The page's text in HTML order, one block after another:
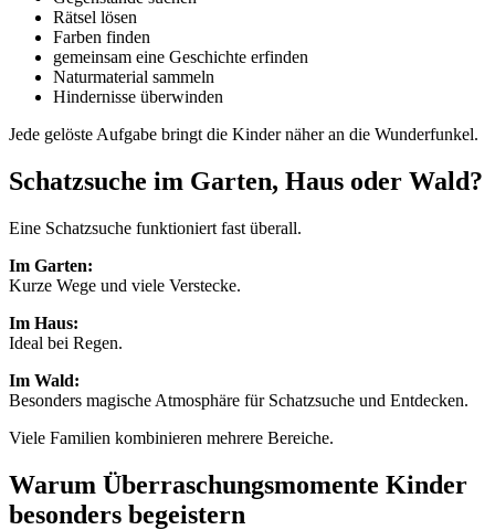
Rätsel lösen
Farben finden
gemeinsam eine Geschichte erfinden
Naturmaterial sammeln
Hindernisse überwinden
Jede gelöste Aufgabe bringt die Kinder näher an die Wunderfunkel.
Schatzsuche im Garten, Haus oder Wald?
Eine Schatzsuche funktioniert fast überall.
Im Garten:
Kurze Wege und viele Verstecke.
Im Haus:
Ideal bei Regen.
Im Wald:
Besonders magische Atmosphäre für Schatzsuche und Entdecken.
Viele Familien kombinieren mehrere Bereiche.
Warum Überraschungsmomente Kinder
besonders begeistern